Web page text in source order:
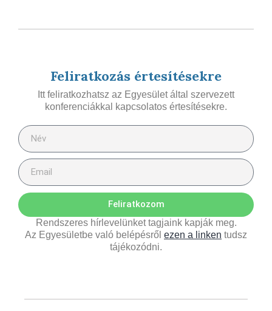
Feliratkozás értesítésekre
Itt feliratkozhatsz az Egyesület által szervezett
konferenciákkal kapcsolatos értesítésekre.
Feliratkozom
Rendszeres hírlevelünket tagjaink kapják meg.
Az Egyesületbe való belépésről ezen a linken tudsz
tájékozódni.